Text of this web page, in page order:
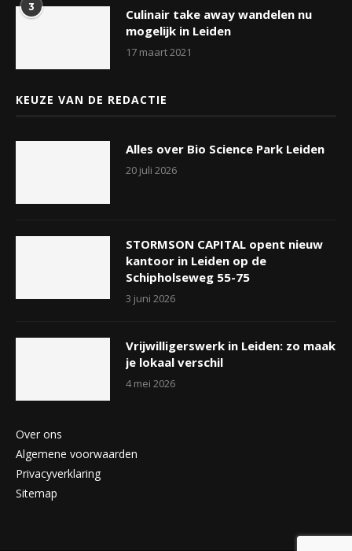
3
Culinair take away wandelen nu
mogelijk in Leiden
17 maart 2021
KEUZE VAN DE REDACTIE
Alles over Bio Science Park Leiden
20 juli 2026
STORMSON CAPITAL opent nieuw
kantoor in Leiden op de
Schipholseweg 55-75
3 juni 2026
Vrijwilligerswerk in Leiden: zo maak
je lokaal verschil
4 mei 2026
Over ons
Algemene voorwaarden
Privacyverklaring
Sitemap